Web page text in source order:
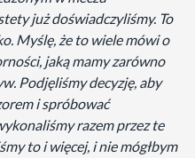
już doświadczyliśmy. To
Myślę, że to wiele mówi o
jaką mamy zarówno
Podjęliśmy decyzję, aby
i spróbować
razem przez te
to i więcej, i nie mógłbym